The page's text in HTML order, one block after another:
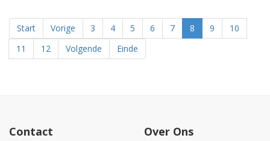
Start Vorige 3 4 5 6 7 8 9
10
11
12 Volgende Einde
Contact Over Ons